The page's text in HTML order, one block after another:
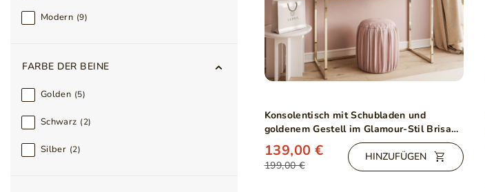
Modern 9
FARBE DER BEINE
Golden 5
Schwarz 2
Silber 2
Konsolentisch mit Schubladen und
goldenem Gestell im Glamour-Stil Brisa
Weiß Hochglanz
199,00 €
139,00 € HINZUFÜGEN